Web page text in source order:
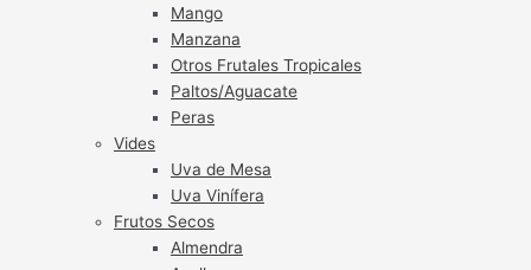
Mango
Manzana
Otros Frutales Tropicales
Paltos/Aguacate
Peras
Vides
Uva de Mesa
Uva Vinífera
Frutos Secos
Almendra